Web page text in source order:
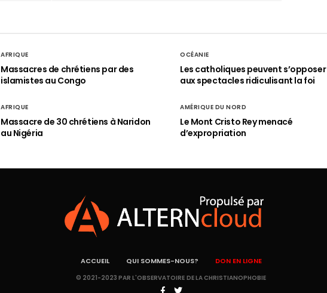
AFRIQUE
Massacres de chrétiens par des
islamistes au Congo
OCÉANIE
Les catholiques peuvent s’opposer
aux spectacles ridiculisant la foi
AFRIQUE
Massacre de 30 chrétiens à Naridon
au Nigéria
AMÉRIQUE DU NORD
Le Mont Cristo Rey menacé
d’expropriation
ACCUEIL QUI SOMMES-NOUS? DON EN LIGNE
© 2021-2023 PAR L'OBSERVATOIRE DE LA CHRISTIANOPHOBIE